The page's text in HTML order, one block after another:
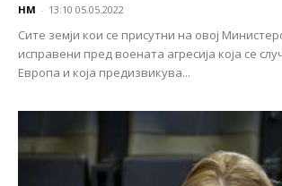
НМ - 13:10 05.05.2022
Сите земји кои се присутни на овој
исправени пред воената агресија која се
Европа и која предизвикува...